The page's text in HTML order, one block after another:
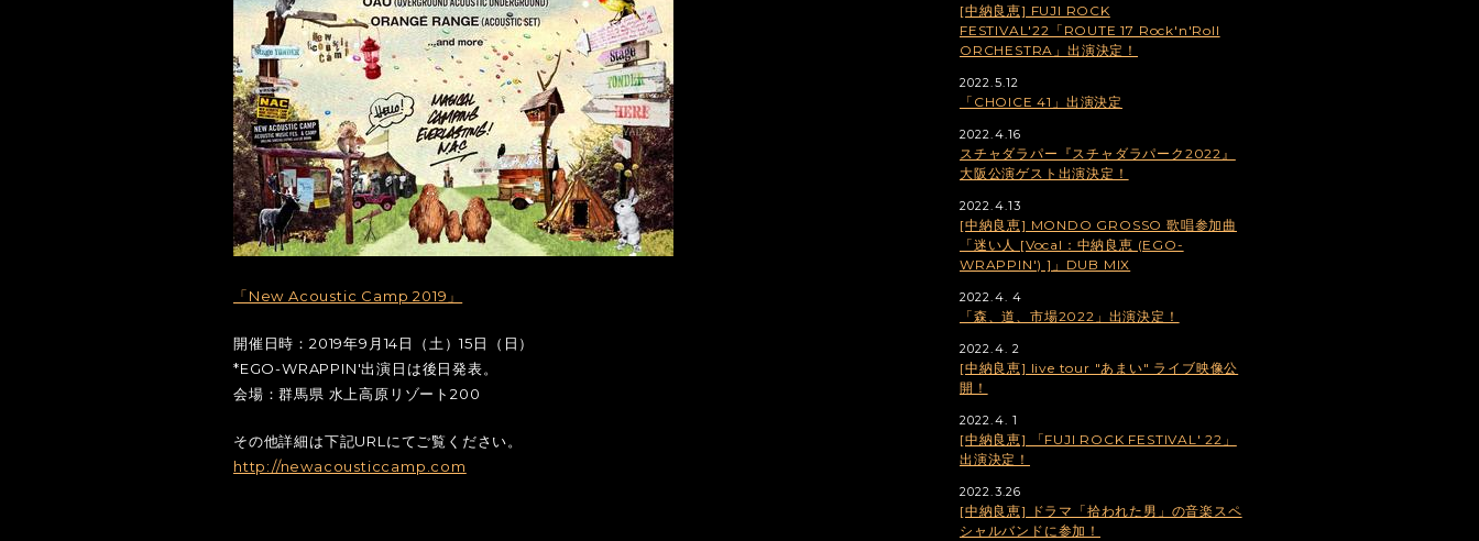
「New Acoustic Camp 2019」
開催日時：2019年9月14日（土）15日（日）
*EGO-WRAPPIN'出演日は後日発表。
会場：群馬県 水上高原リゾート200
その他詳細は下記URLにてご覧ください。
http://newacousticcamp.com
[中納良恵] FUJI ROCK
FESTIVAL'22「ROUTE 17 Rock'n'Roll
ORCHESTRA」出演決定！
2022.5.12
「CHOICE 41」出演決定
2022.4.16
スチャダラパー『スチャダラパーク2022』
大阪公演ゲスト出演決定！
2022.4.13
[中納良恵] MONDO GROSSO 歌唱参加曲
「迷い人 [Vocal：中納良恵 (EGO-
WRAPPIN') ]」DUB MIX
2022.4. 4
「森、道、市場2022」出演決定！
2022.4. 2
[中納良恵] live tour "あまい" ライブ映像公
開！
2022.4. 1
[中納良恵] 「FUJI ROCK FESTIVAL' 22」
出演決定！
2022.3.26
[中納良恵] ドラマ「拾われた男」の音楽スペ
シャルバンドに参加！